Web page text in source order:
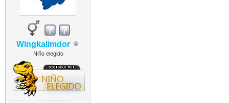
Wingkalimdor
Niño elegido